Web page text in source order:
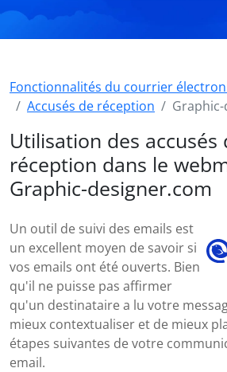
Fonctionnalités du courrier
Accusés de réception
Utilisation des accusés
réception dans le
Graphic-designer.com
Un outil de suivi des emails est
un excellent moyen de savoir si
vos emails ont été ouverts. Bien
qu'il ne puisse pas affirmer
qu'un destinataire a lu votre
mieux contextualiser et de mieux
étapes suivantes de votre
email.